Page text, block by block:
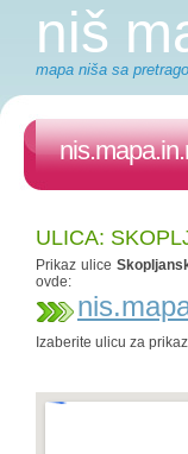
niš
mapa niša sa
ULICA:
Prikaz ulice
ovde:
Izaberite ulicu za